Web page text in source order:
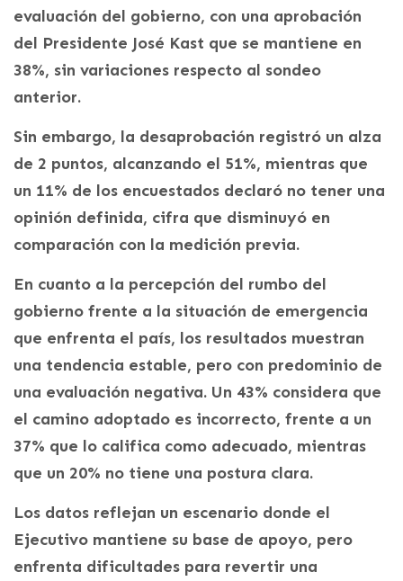
evaluación del gobierno, con una aprobación
del Presidente José Kast que se mantiene en
38%, sin variaciones respecto al sondeo
anterior.
Sin embargo, la desaprobación registró un alza
de 2 puntos, alcanzando el 51%, mientras que
un 11% de los encuestados declaró no tener una
opinión definida, cifra que disminuyó en
comparación con la medición previa.
En cuanto a la percepción del rumbo del
gobierno frente a la situación de emergencia
que enfrenta el país, los resultados muestran
una tendencia estable, pero con predominio de
una evaluación negativa. Un 43% considera que
el camino adoptado es incorrecto, frente a un
37% que lo califica como adecuado, mientras
que un 20% no tiene una postura clara.
Los datos reflejan un escenario donde el
Ejecutivo mantiene su base de apoyo, pero
enfrenta dificultades para revertir una